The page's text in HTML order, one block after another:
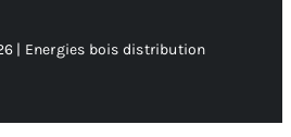
| Energies bois distribution